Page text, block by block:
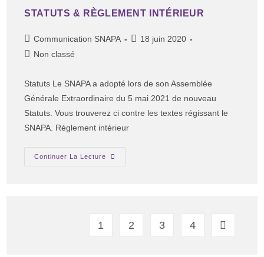
STATUTS & RÈGLEMENT INTÉRIEUR
Communication SNAPA
18 juin 2020
Non classé
Statuts Le SNAPA a adopté lors de son Assemblée
Générale Extraordinaire du 5 mai 2021 de nouveau
Statuts. Vous trouverez ci contre les textes régissant le
SNAPA. Réglement intérieur
Continuer La Lecture
1 2 3 4